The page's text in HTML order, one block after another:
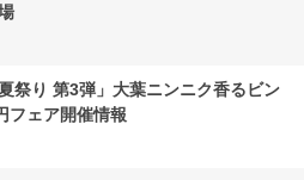
祭り 第3弾」大葉ニンニク香るビン
フェア開催情報